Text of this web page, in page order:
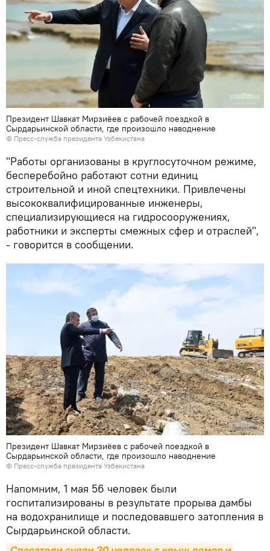
Президент Шавкат Мирзиёев с рабочей поездкой в
Сырдарьинской области, где произошло наводнение
© Пресс-служба президента Узбекистана
"Работы организованы в круглосуточном режиме,
бесперебойно работают сотни единиц
строительной и иной спецтехники. Привлечены
высококвалифицированные инженеры,
специализирующиеся на гидросооружениях,
работники и эксперты смежных сфер и отраслей",
- говорится в сообщении.
Президент Шавкат Мирзиёев с рабочей поездкой в
Сырдарьинской области, где произошло наводнение
© Пресс-служба президента Узбекистана
Напомним, 1 мая 56 человек были
госпитализированы в результате прорыва дамбы
на водохранилище и последовавшего затопления в
Сырдарьинской области.